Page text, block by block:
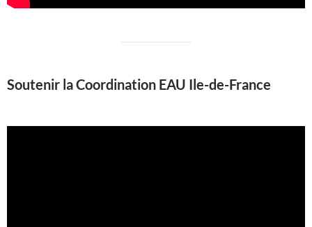
Soutenir la Coordination EAU Ile-de-France